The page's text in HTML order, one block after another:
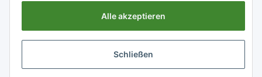
Gesetzliche Informationen
Alle akzeptieren
Schließen